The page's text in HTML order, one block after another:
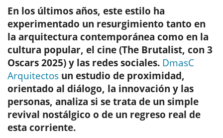
En los últimos años, este estilo ha
experimentado un resurgimiento tanto en
la arquitectura contemporánea como en la
cultura popular, el cine (The Brutalist, con 3
Oscars 2025) y las redes sociales. DmasC
Arquitectos un estudio de proximidad,
orientado al diálogo, la innovación y las
personas, analiza si se trata de un simple
revival nostálgico o de un regreso real de
esta corriente.